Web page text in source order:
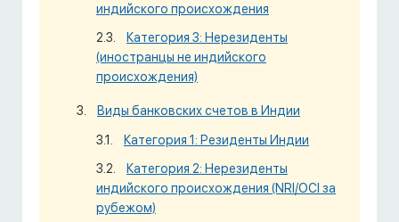
индийского происхождения
Категория 3: Нерезиденты
(иностранцы не индийского
происхождения)
Виды банковских счетов в Индии
Категория 1: Резиденты Индии
Категория 2: Нерезиденты
индийского происхождения (NRI/OCI за
рубежом)